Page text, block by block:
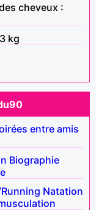
cheveux :
kg
entre amis
Biographie
Natation